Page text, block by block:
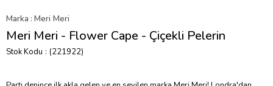
Marka : Meri Meri
Meri Meri - Flower Cape - Çiçekli Pelerin
Stok Kodu (221922)